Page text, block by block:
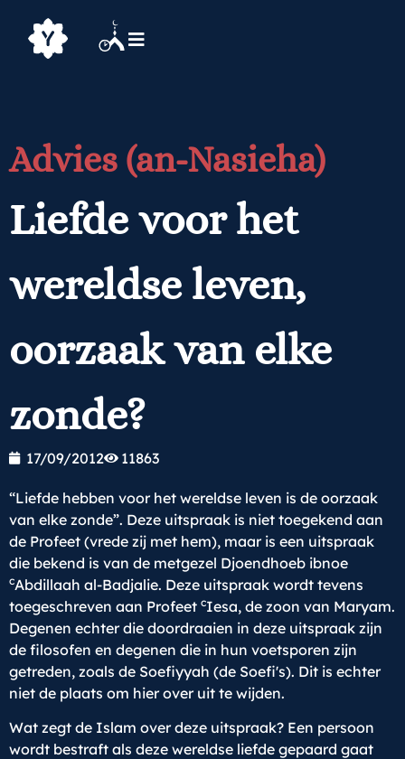
Advies (an-Nasieha)
Liefde voor het
wereldse leven,
oorzaak van elke
zonde?
17/09/2012 11863
“Liefde hebben voor het wereldse leven is de oorzaak
van elke zonde”. Deze uitspraak is niet toegekend aan
de Profeet (vrede zij met hem), maar is een uitspraak
die bekend is van de metgezel Djoendhoeb ibnoe
cAbdillaah al-Badjalie. Deze uitspraak wordt tevens
toegeschreven aan Profeet cIesa, de zoon van Maryam.
Degenen echter die doordraaien in deze uitspraak zijn
de filosofen en degenen die in hun voetsporen zijn
getreden, zoals de Soefiyyah (de Soefi's). Dit is echter
niet de plaats om hier over uit te wijden.
Wat zegt de Islam over deze uitspraak? Een persoon
wordt bestraft als deze wereldse liefde gepaard gaat